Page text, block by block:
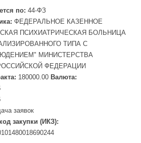
по: 44-ФЗ
ФЕДЕРАЛЬНОЕ КАЗЕННОЕ
ПСИХИАТРИЧЕСКАЯ БОЛЬНИЦА
ТИПА С
МИНИСТЕРСТВА
ФЕДЕРАЦИИ
180000.00 Валюта:
заявок
закупки (ИКЗ):